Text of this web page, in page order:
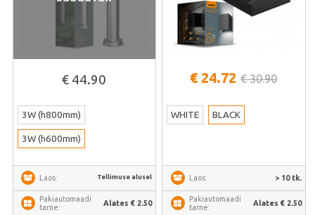
€ 44.90
3W (h800mm)
3W (h600mm)
Laos: Tellimuse alusel
Pakiautomaadi
tarne:
Alates € 2.50
€ 24.72 € 30.90
WHITE BLACK
Laos: > 10 tk.
Pakiautomaadi
tarne:
Alates € 2.50